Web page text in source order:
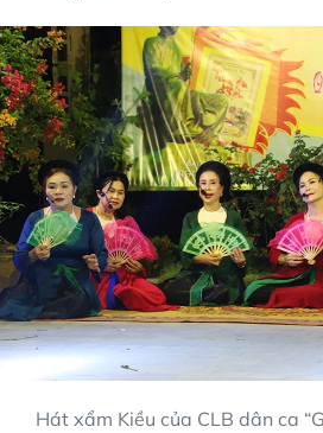
Hát xẩm Kiều của CLB dân ca